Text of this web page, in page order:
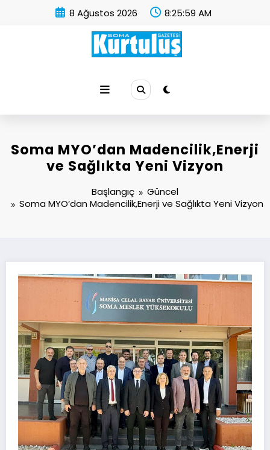
8 Ağustos 2026 8:26:00 AM
Soma MYO’dan Madencilik,Enerji
ve Sağlıkta Yeni Vizyon
Başlangıç
Güncel
Soma MYO’dan Madencilik,Enerji ve Sağlıkta Yeni Vizyon